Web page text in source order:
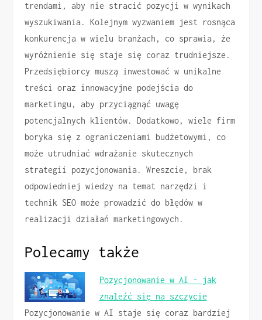
trendami, aby nie stracić pozycji w wynikach
wyszukiwania. Kolejnym wyzwaniem jest rosnąca
konkurencja w wielu branżach, co sprawia, że
wyróżnienie się staje się coraz trudniejsze.
Przedsiębiorcy muszą inwestować w unikalne
treści oraz innowacyjne podejścia do
marketingu, aby przyciągnąć uwagę
potencjalnych klientów. Dodatkowo, wiele firm
boryka się z ograniczeniami budżetowymi, co
może utrudniać wdrażanie skutecznych
strategii pozycjonowania. Wreszcie, brak
odpowiedniej wiedzy na temat narzędzi i
technik SEO może prowadzić do błędów w
realizacji działań marketingowych.
Polecamy także
Pozycjonowanie w AI - jak
znaleźć się na szczycie
Pozycjonowanie w AI staje się coraz bardziej